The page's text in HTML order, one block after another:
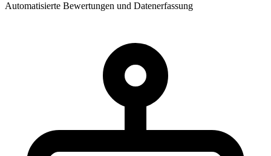
Automatisierte Bewertungen und Datenerfassung